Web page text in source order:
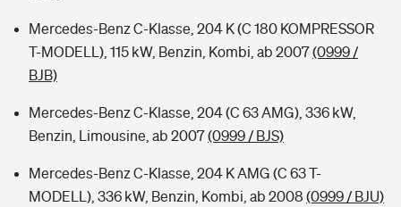
Mercedes-Benz C-Klasse, 204 K (C 180 KOMPRESSOR
T-MODELL), 115 kW, Benzin, Kombi, ab 2007(0999 /
BJB)
Mercedes-Benz C-Klasse, 204 (C 63 AMG), 336 kW,
Benzin, Limousine, ab 2007(0999 / BJS)
Mercedes-Benz C-Klasse, 204 K AMG (C 63 T-
MODELL), 336 kW, Benzin, Kombi, ab 2008 (0999 / BJU)